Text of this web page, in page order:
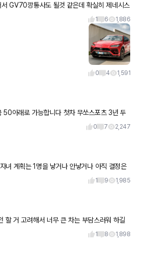
GV70깡통사도 될것 같은데 확실히 제네시스
1 6 1,886
0 4 1,591
첫차 무쏘스포츠 3년 두
0 7 2,247
1 9 1,985
할 거 고려해서 너무 큰 차는 부담스러워 하길
1 8 1,898